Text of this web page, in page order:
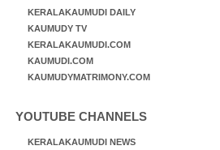
KERALAKAUMUDI DAILY
KAUMUDY TV
KERALAKAUMUDI.COM
KAUMUDI.COM
KAUMUDYMATRIMONY.COM
YOUTUBE CHANNELS
KERALAKAUMUDI NEWS